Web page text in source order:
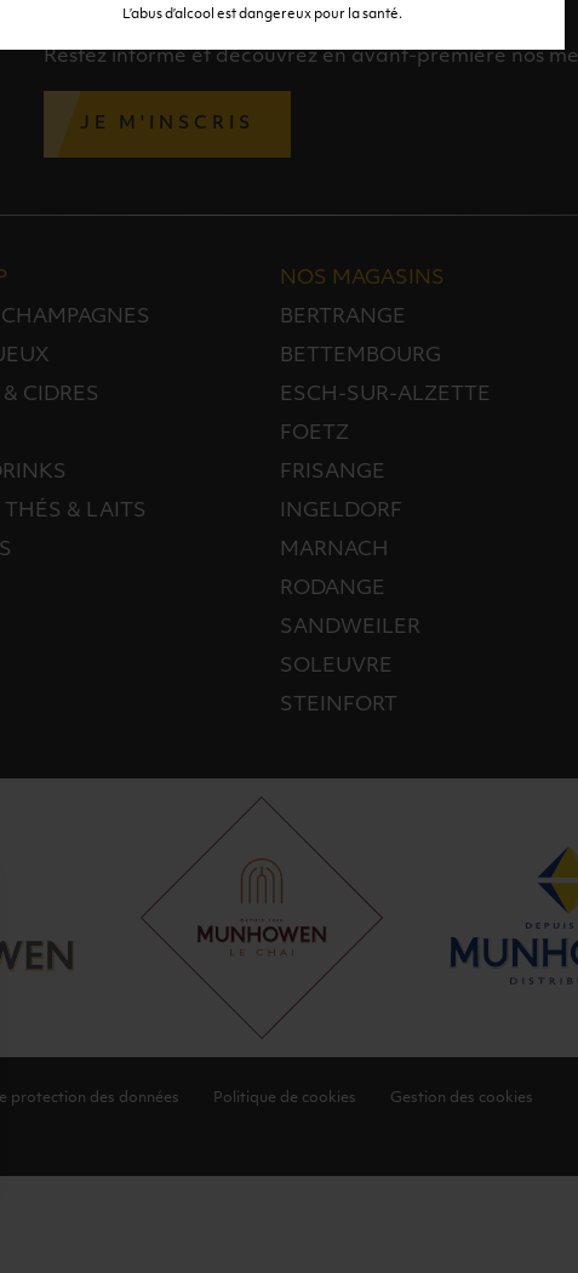
L’abus d’alcool est dangereux pour la santé.
Restez informé et découvrez en avant-première nos
JE M'INSCRIS
& CIDRES
THÉS & LAITS
NOS MAGASINS
BERTRANGE
BETTEMBOURG
ESCH-SUR-ALZETTE
FOETZ
FRISANGE
INGELDORF
MARNACH
RODANGE
SANDWEILER
SOLEUVRE
STEINFORT
protection des données Politique de cookies Gestion des cookies